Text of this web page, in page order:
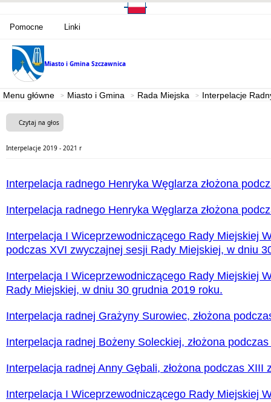
Pomocne Linki
Miasto i Gmina Szczawnica
Menu główne Miasto i Gmina Rada Miejska Interpelacje
Czytaj na głos
Interpelacje 2019 - 2021 r
Interpelacja radnego Henryka Węglarza złożona
Interpelacja radnego Henryka Węglarza złożona
Interpelacja I Wiceprzewodniczącego Rady Miejskiej
podczas XVI zwyczajnej sesji Rady Miejskiej, w dniu
Interpelacja I Wiceprzewodniczącego Rady Miejskiej
Rady Miejskiej, w dniu 30 grudnia 2019 roku.
Interpelacja radnej Grażyny Surowiec, złożona
Interpelacja radnej Bożeny Soleckiej, złożona
Interpelacja radnej Anny Gębali, złożona podczas
Interpelacja I Wiceprzewodniczącego Rady Miejskiej